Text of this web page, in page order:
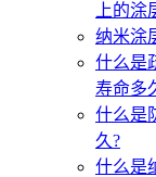
上的涂
纳米涂
什么是
寿命多
什么是
久?
什么是